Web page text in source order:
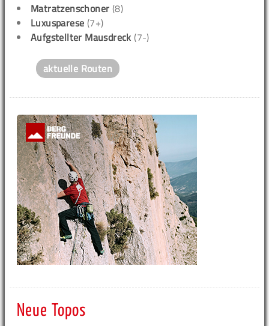
Matratzenschoner (8)
Luxusparese (7+)
Aufgstellter Mausdreck (7-)
aktuelle Routen
Neue Topos